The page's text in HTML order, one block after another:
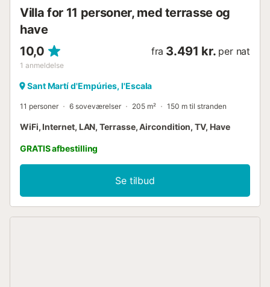
Villa for 11 personer, med terrasse og
have
10,0
1 anmeldelse
fra 3.491 kr. per nat
Sant Martí d'Empúries, l'Escala
11 personer 6 soveværelser 205 m² 150 m til stranden
WiFi, Internet, LAN, Terrasse, Aircondition, TV, Have
GRATIS afbestilling
Se tilbud